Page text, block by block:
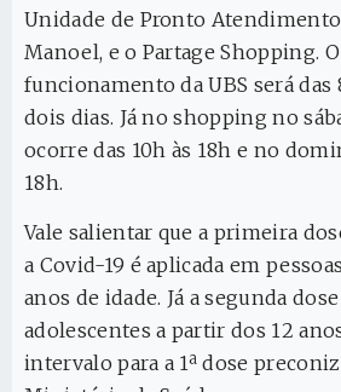
Unidade de Pronto
Manoel, e o Partage Shopping.
funcionamento da UBS será das
dois dias. Já no shopping no
ocorre das 10h às 18h e no
18h.
Vale salientar que a primeira
a Covid-19 é aplicada em
anos de idade. Já a segunda
adolescentes a partir dos 12
intervalo para a 1ª dose